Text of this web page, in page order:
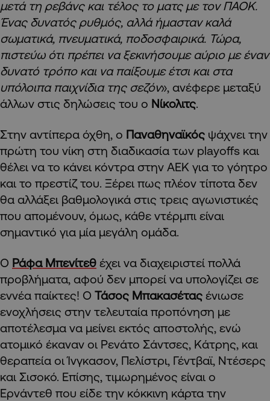
μετά τη ρεβάνς και τέλος το ματς με τον ΠΑΟΚ.
Ένας δυνατός ρυθμός, αλλά ήμασταν καλά
σωματικά, πνευματικά, ποδοσφαιρικά. Τώρα,
πιστεύω ότι πρέπει να ξεκινήσουμε αύριο με έναν
δυνατό τρόπο και να παίξουμε έτσι και στα
υπόλοιπα παιχνίδια της σεζόν», ανέφερε μεταξύ
άλλων στις δηλώσεις του ο Νίκολιτς.
Στην αντίπερα όχθη, ο Παναθηναϊκός ψάχνει την
πρώτη του νίκη στη διαδικασία των playoffs και
θέλει να το κάνει κόντρα στην ΑΕΚ για το γόητρο
και το πρεστίζ του. Ξέρει πως πλέον τίποτα δεν
θα αλλάξει βαθμολογικά στις τρεις αγωνιστικές
που απομένουν, όμως, κάθε ντέρμπι είναι
σημαντικό για μία μεγάλη ομάδα.
Ο Ράφα Μπενίτεθ έχει να διαχειριστεί πολλά
προβλήματα, αφού δεν μπορεί να υπολογίζει σε
εννέα παίκτες! Ο Τάσος Μπακασέτας ένιωσε
ενοχλήσεις στην τελευταία προπόνηση με
αποτέλεσμα να μείνει εκτός αποστολής, ενώ
ατομικό έκαναν οι Ρενάτο Σάντσες, Κάτρης, και
θεραπεία οι Ίνγκασον, Πελίστρι, Γέντβαϊ, Ντέσερς
και Σισοκό. Επίσης, τιμωρημένος είναι ο
Ερνάντεθ που είδε την κόκκινη κάρτα την